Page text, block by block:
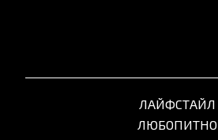
ЛАЙФСТАЙЛ
ЛЮБОПИТНО